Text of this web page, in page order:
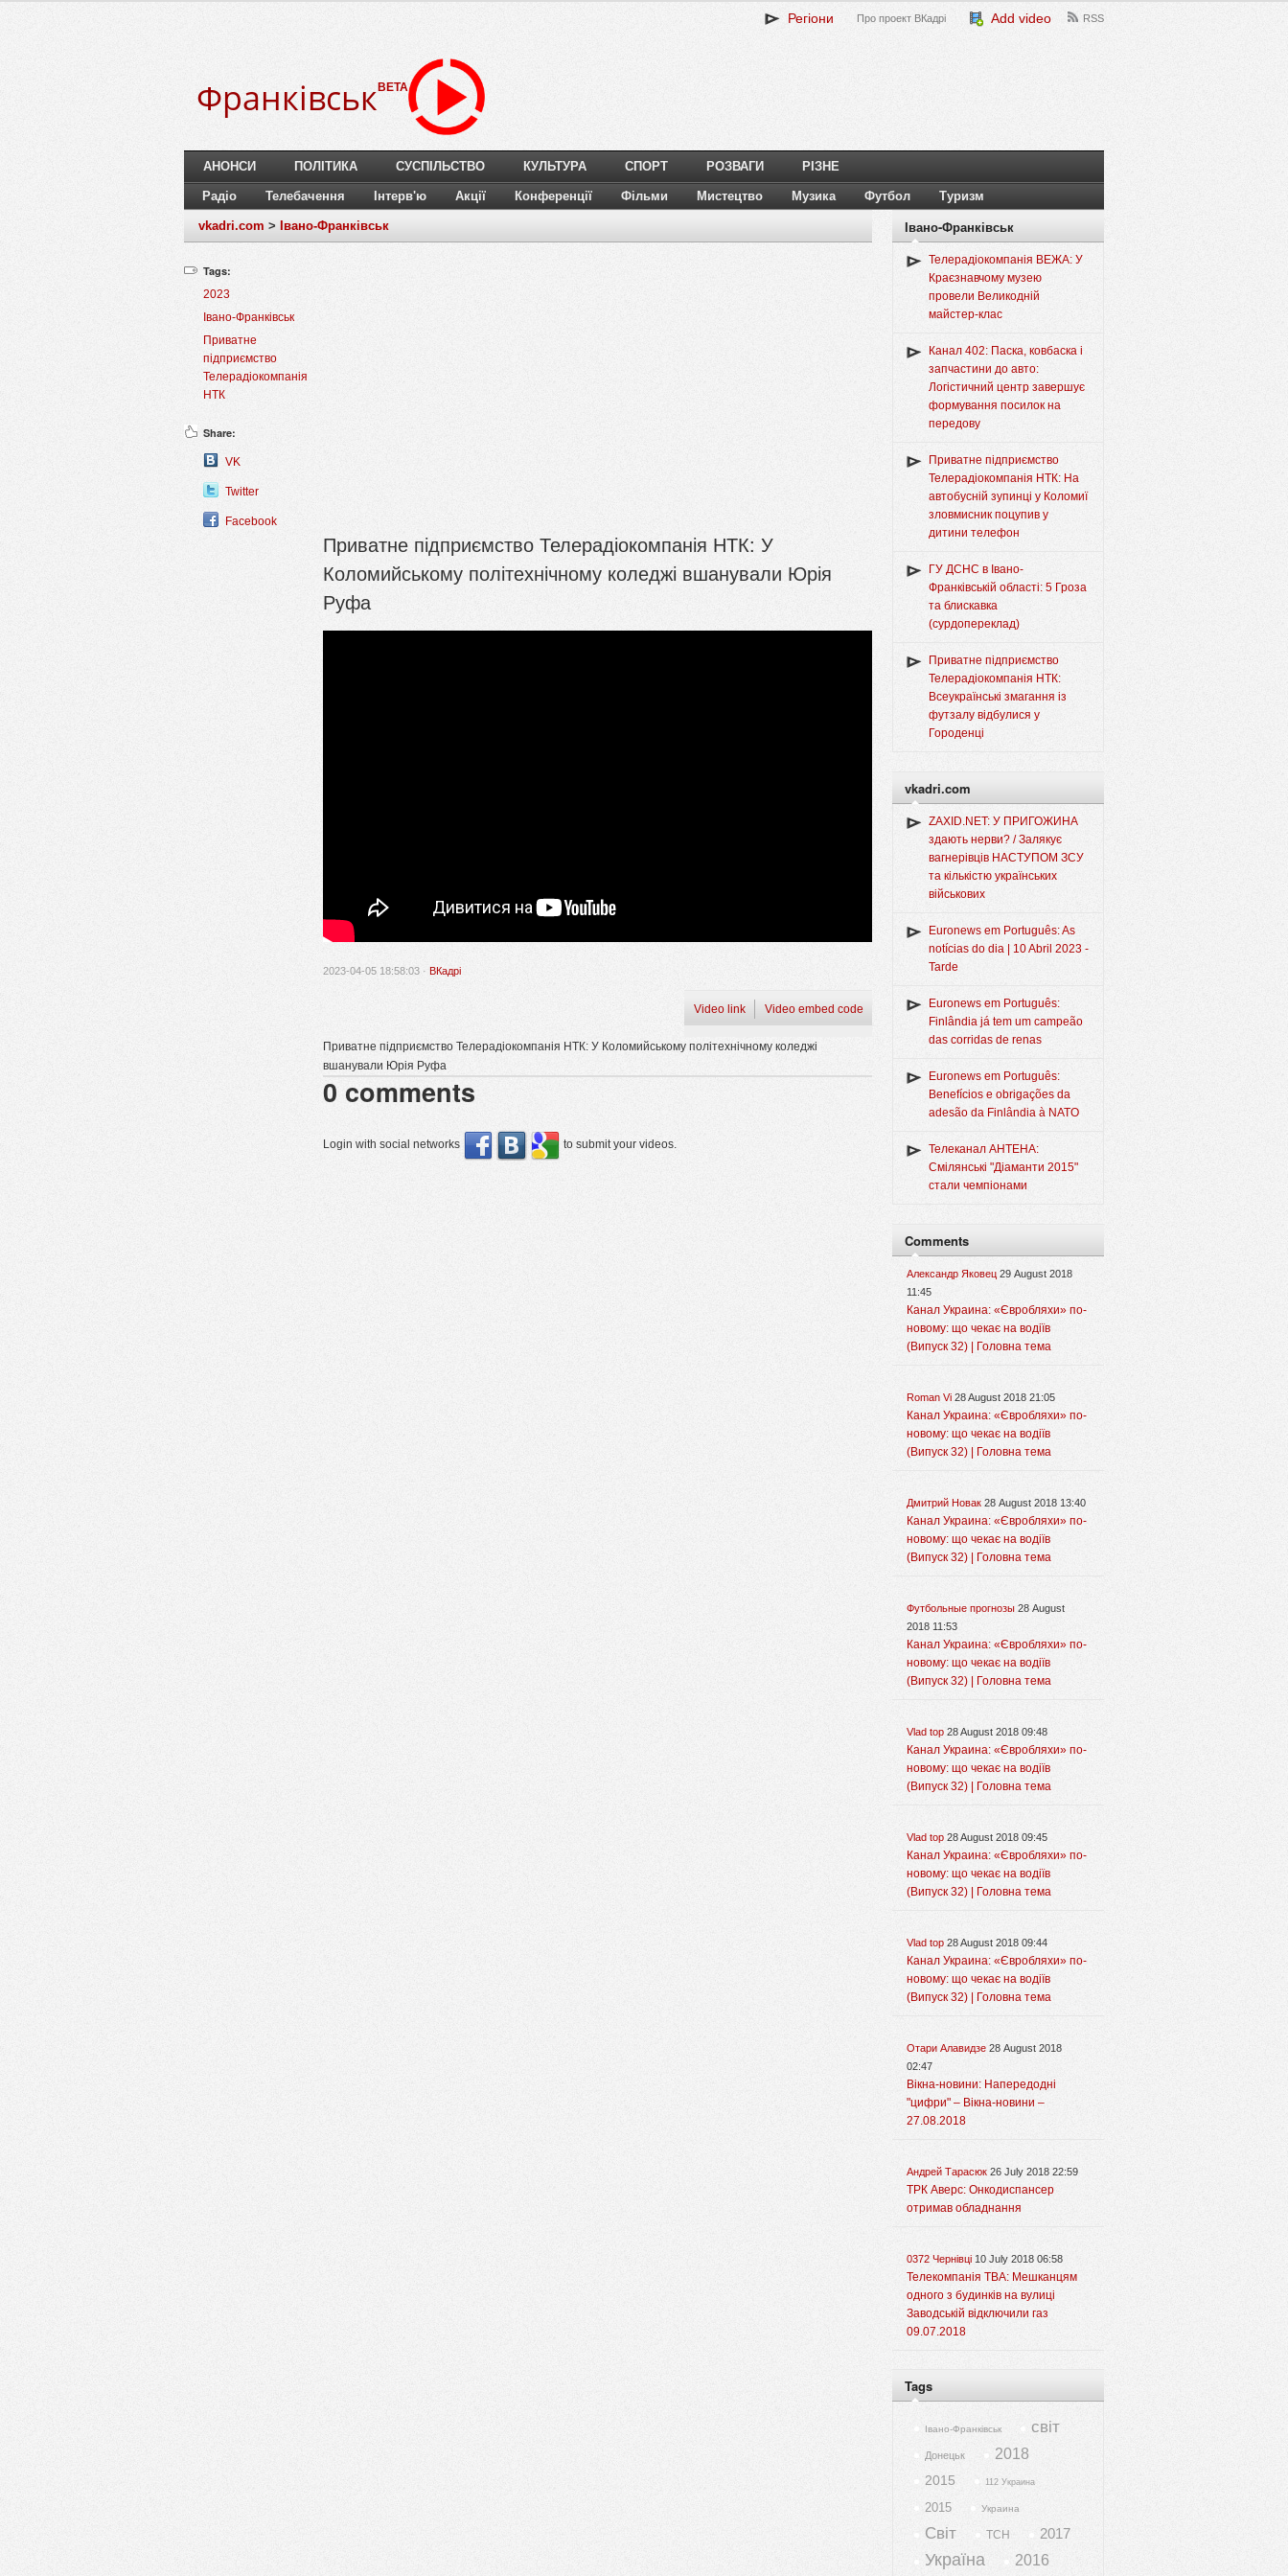
Регіони Про проект ВКадрі Add video RSS
Франківськ BETA
АНОНСИ ПОЛІТИКА СУСПІЛЬСТВО КУЛЬТУРА СПОРТ РОЗВАГИ РІЗНЕ
Радіо Телебачення Інтерв'ю Акції Конференції Фільми Мистецтво Музика Футбол Туризм
vkadri.com > Івано-Франківськ
Tags:
2023
Івано-Франківськ
Приватне
підприємство
Телерадіокомпанія
НТК
Share:
VK
Twitter
Facebook
Приватне підприємство Телерадіокомпанія НТК: У
Коломийському політехнічному коледжі вшанували Юрія
Руфа
2023-04-05 18:58:03 · ВКадрі
Video link Video embed code
Приватне підприємство Телерадіокомпанія НТК: У Коломийському політехнічному коледжі
вшанували Юрія Руфа
0 comments
Login with social networks to submit your videos.
Івано-Франківськ
Телерадіокомпанія ВЕЖА: У
Краєзнавчому музею
провели Великодній
майстер-клас
Канал 402: Паска, ковбаска і
запчастини до авто:
Логістичний центр завершує
формування посилок на
передову
Приватне підприємство
Телерадіокомпанія НТК: На
автобусній зупинці у Коломиї
зловмисник поцупив у
дитини телефон
ГУ ДСНС в Івано-
Франківській області: 5 Гроза
та блискавка
(сурдопереклад)
Приватне підприємство
Телерадіокомпанія НТК:
Всеукраїнські змагання із
футзалу відбулися у
Городенці
vkadri.com
ZAXID.NET: У ПРИГОЖИНА
здають нерви? / Залякує
вагнерівців НАСТУПОМ ЗСУ
та кількістю українських
військових
Euronews em Português: As
notícias do dia | 10 Abril 2023 -
Tarde
Euronews em Português:
Finlândia já tem um campeão
das corridas de renas
Euronews em Português:
Benefícios e obrigações da
adesão da Finlândia à NATO
Телеканал АНТЕНА:
Смілянські "Діаманти 2015"
стали чемпіонами
Comments
Александр Яковец 29 August 2018
11:45
Канал Украина: «Євробляхи» по-
новому: що чекає на водіїв
(Випуск 32) | Головна тема
Roman Vi 28 August 2018 21:05
Канал Украина: «Євробляхи» по-
новому: що чекає на водіїв
(Випуск 32) | Головна тема
Дмитрий Новак 28 August 2018 13:40
Канал Украина: «Євробляхи» по-
новому: що чекає на водіїв
(Випуск 32) | Головна тема
Футбольные прогнозы 28 August
2018 11:53
Канал Украина: «Євробляхи» по-
новому: що чекає на водіїв
(Випуск 32) | Головна тема
Vlad top 28 August 2018 09:48
Канал Украина: «Євробляхи» по-
новому: що чекає на водіїв
(Випуск 32) | Головна тема
Vlad top 28 August 2018 09:45
Канал Украина: «Євробляхи» по-
новому: що чекає на водіїв
(Випуск 32) | Головна тема
Vlad top 28 August 2018 09:44
Канал Украина: «Євробляхи» по-
новому: що чекає на водіїв
(Випуск 32) | Головна тема
Отари Алавидзе 28 August 2018
02:47
Вікна-новини: Напередодні
"цифри" – Вікна-новини –
27.08.2018
Андрей Тарасюк 26 July 2018 22:59
ТРК Аверс: Онкодиспансер
отримав обладнання
0372 Чернівці 10 July 2018 06:58
Телекомпанія ТВА: Мешканцям
одного з будинків на вулиці
Заводській відключили газ
09.07.2018
Tags
Івано-Франківськ світ
Донецьк 2018
2015 112 Украина
2015 Украина
Світ ТСН 2017
Україна 2016